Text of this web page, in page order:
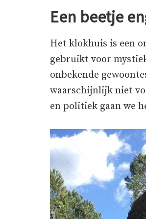
Een beetje
Het klokhuis is een
gebruikt voor
onbekende
waarschijnlijk niet
en politiek gaan we